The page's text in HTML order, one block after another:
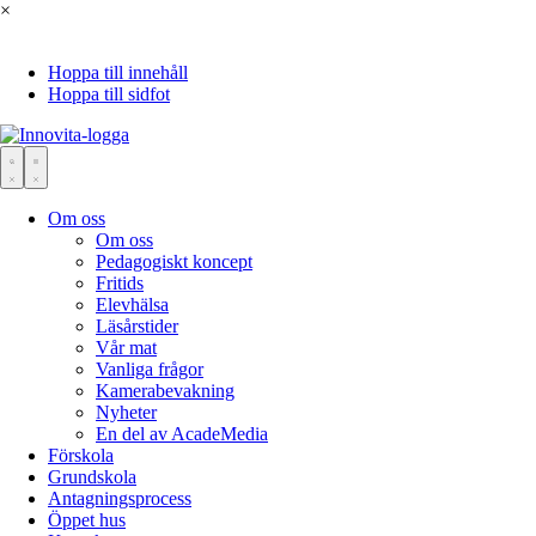
×
Hoppa till innehåll
Hoppa till sidfot
Om oss
Om oss
Pedagogiskt koncept
Fritids
Elevhälsa
Läsårstider
Vår mat
Vanliga frågor
Kamerabevakning
Nyheter
En del av AcadeMedia
Förskola
Grundskola
Antagningsprocess
Öppet hus